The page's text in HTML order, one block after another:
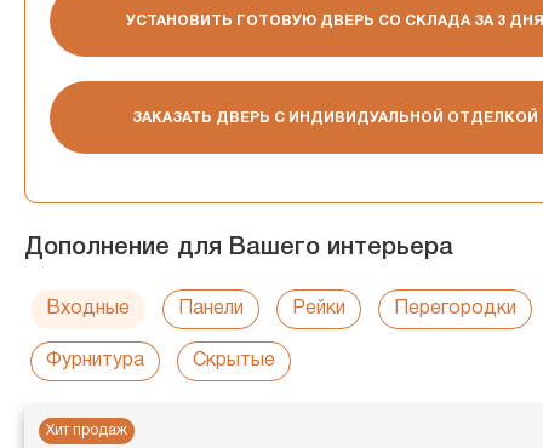
УСТАНОВИТЬ ГОТОВУЮ ДВЕРЬ СО СКЛАДА ЗА 3 ДНЯ
ЗАКАЗАТЬ ДВЕРЬ С ИНДИВИДУАЛЬНОЙ ОТДЕЛКОЙ
Дополнение для Вашего интерьера
Входные Панели Рейки Перегородки
Фурнитура Скрытые
Хит продаж